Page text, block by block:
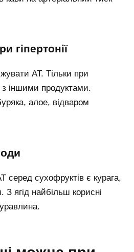
гіпертонії
АТ. Тільки при
з іншими продуктами.
алое, відваром
серед сухофруктів є курага,
З ягід найбільш корисні